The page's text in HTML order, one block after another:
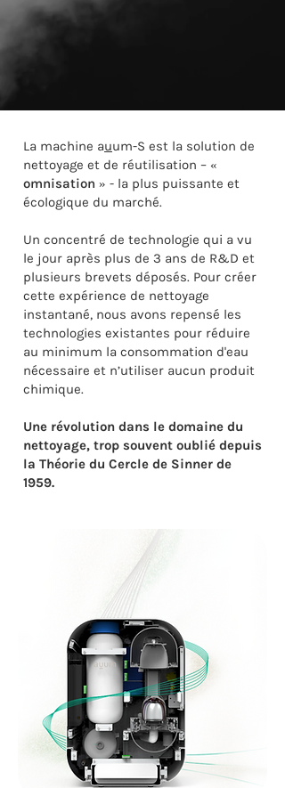
La machine auum-S est la solution de
nettoyage et de réutilisation – «
omnisation » - la plus puissante et
écologique du marché.
Un concentré de technologie qui a vu
le jour après plus de 3 ans de R&D et
plusieurs brevets déposés. Pour créer
cette expérience de nettoyage
instantané, nous avons repensé les
technologies existantes pour réduire
au minimum la consommation d'eau
nécessaire et n’utiliser aucun produit
chimique.
Une révolution dans le domaine du
nettoyage, trop souvent oublié depuis
la Théorie du Cercle de Sinner de
1959.